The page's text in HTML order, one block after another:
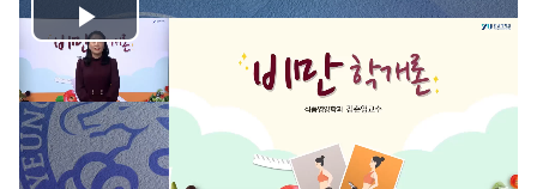
Play
Video